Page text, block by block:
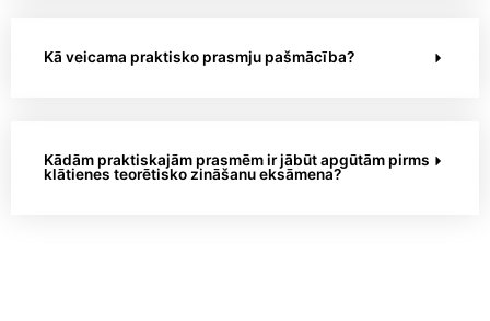
Kā veicama praktisko prasmju pašmācība?
Kādām praktiskajām prasmēm ir jābūt apgūtām pirms
klātienes teorētisko zināšanu eksāmena?